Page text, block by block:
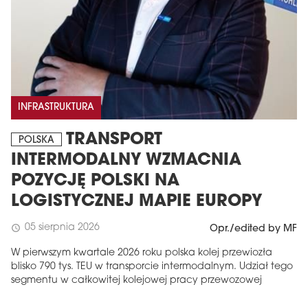
INFRASTRUKTURA
POLSKA
TRANSPORT
INTERMODALNY WZMACNIA
POZYCJĘ POLSKI NA
LOGISTYCZNEJ MAPIE EUROPY
schedule 05 sierpnia 2026 Opr./edited by MF
W pierwszym kwartale 2026 roku polska kolej przewiozła
blisko 790 tys. TEU w transporcie intermodalnym. Udział tego
segmentu w całkowitej kolejowej pracy przewozowej